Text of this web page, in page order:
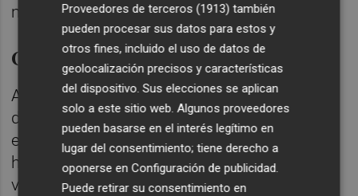
millones de euros.
Casi 1.400 millones en dividendos
Además, estos vehículos habían repartido
desde su nacimiento 1.394 millones de
euros en dividendos entre sus accionistas y
han ampliado capital en 48 ocasiones por
valor 8.395 millones de euros. Sus títulos se
Proveedores de terceros (1913) también
pueden procesar sus datos para estos y
otros fines, incluido el uso de datos de
geolocalización precisos y características
del dispositivo. Sus elecciones se aplican
solo a este sitio web. Algunos proveedores
pueden basarse en el interés legítimo en
lugar del consentimiento; tiene derecho a
oponerse enConfiguración de publicidad
Puede retirar su consentimiento en